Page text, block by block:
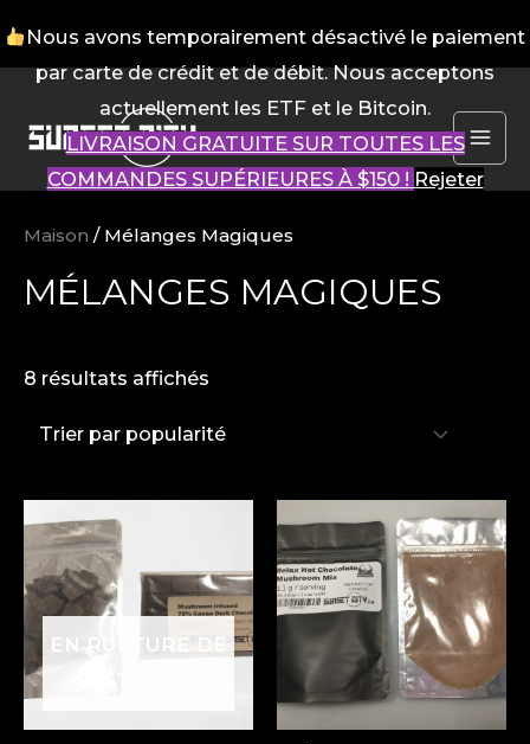
Nous avons temporairement désactivé le paiement
par carte de crédit et de débit. Nous acceptons
actuellement les ETF et le Bitcoin.
LIVRAISON GRATUITE SUR TOUTES LES
COMMANDES SUPÉRIEURES À $150 ! Rejeter
Aller
contenu
Maison / Mélanges Magiques
MÉLANGES MAGIQUES
8 résultats affichés
EN RUPTURE DE